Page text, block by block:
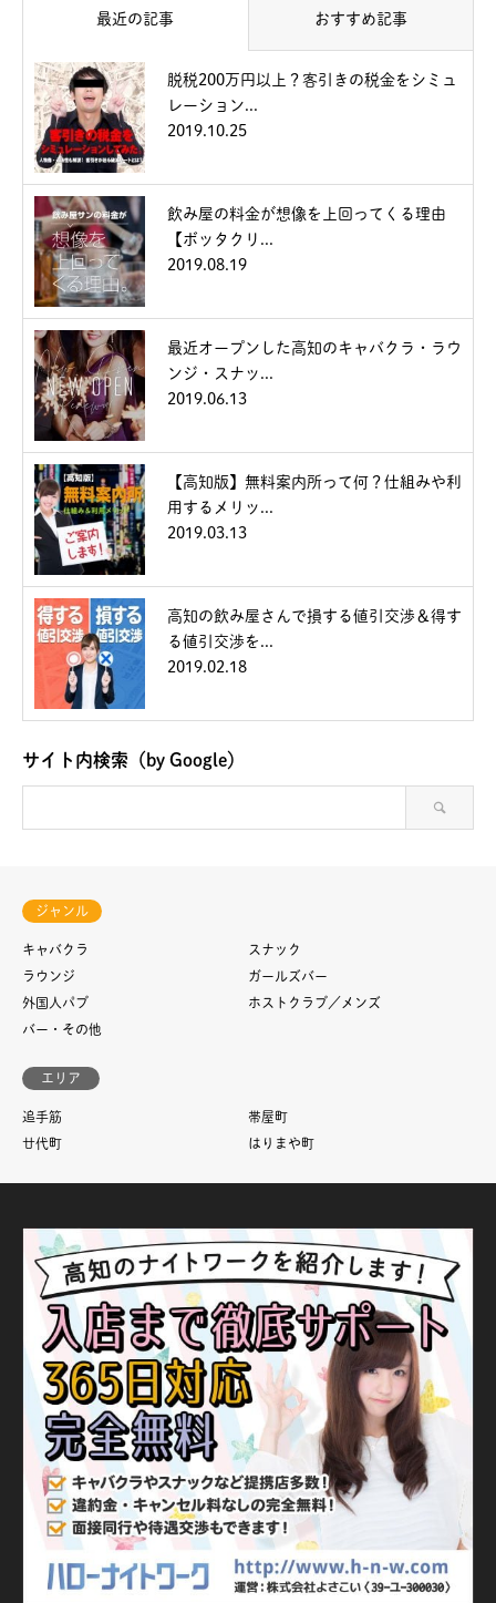
最近の記事 おすすめ記事
脱税200万円以上？客引きの税金をシミュ
レーション...
2019.10.25
飲み屋の料金が想像を上回ってくる理由
【ボッタクリ...
2019.08.19
最近オープンした高知のキャバクラ・ラウ
ンジ・スナッ...
2019.06.13
【高知版】無料案内所って何？仕組みや利
用するメリッ...
2019.03.13
高知の飲み屋さんで損する値引交渉＆得す
る値引交渉を...
2019.02.18
サイト内検索（by Google）
ジャンル
キャバクラ
スナック
ラウンジ
ガールズバー
外国人パブ
ホストクラブ／メンズ
バー・その他
エリア
追手筋
帯屋町
廿代町
はりまや町